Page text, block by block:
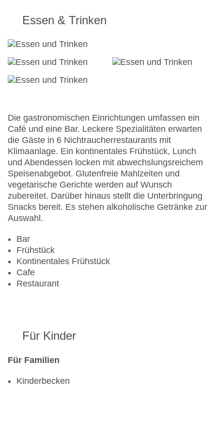
Parkplatz
Check-out bis: 11:00:00
Konferenzraum
Hoteleröffnung: 1946
Letzte umfassende Renovierung: 2007
Lift
Minimarkt
Anzahl der Konferenzräume: 1
Anzahl der Aufzüge: 1
Haustiere: gegen Gebühr
Zimmerservice: gegen Gebühr
Gesamtanzahl der Stockwerke: 24
Gesamtanzahl der Zimmer: 3460
Pools:Kinderbecken, Indoor Pool, Outdoor Pool,
Zahlungsarten: American Express, Diners Club,
Mastercard, Visa
Landeskategorie: 3 Sterne
Essen & Trinken
Die gastronomischen Einrichtungen umfassen ein
Café und eine Bar. Leckere Spezialitäten erwarten
die Gäste in 6 Nichtraucherrestaurants mit
Klimaanlage. Ein kontinentales Frühstück, Lunch
und Abendessen locken mit abwechslungsreichem
Speisenabgebot. Glutenfreie Mahlzeiten und
vegetarische Gerichte werden auf Wunsch
zubereitet. Darüber hinaus stellt die Unterbringung
Snacks bereit. Es stehen alkoholische Getränke zur
Auswahl.
Bar
Frühstück
Kontinentales Frühstück
Cafe
Restaurant
Für Kinder
Für Familien
Kinderbecken